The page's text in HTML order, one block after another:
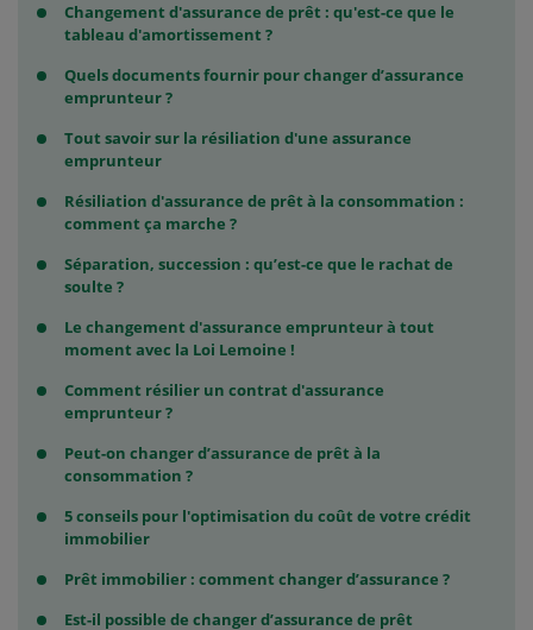
Changement d'assurance de prêt : qu'est-ce que le
tableau d'amortissement ?
Quels documents fournir pour changer d’assurance
emprunteur ?
Tout savoir sur la résiliation d'une assurance
emprunteur
Résiliation d'assurance de prêt à la consommation :
comment ça marche ?
Séparation, succession : qu’est-ce que le rachat de
soulte ?
Le changement d'assurance emprunteur à tout
moment avec la Loi Lemoine !
Comment résilier un contrat d'assurance
emprunteur ?
Peut-on changer d’assurance de prêt à la
consommation ?
5 conseils pour l'optimisation du coût de votre crédit
immobilier
Prêt immobilier : comment changer d’assurance ?
Est-il possible de changer d’assurance de prêt